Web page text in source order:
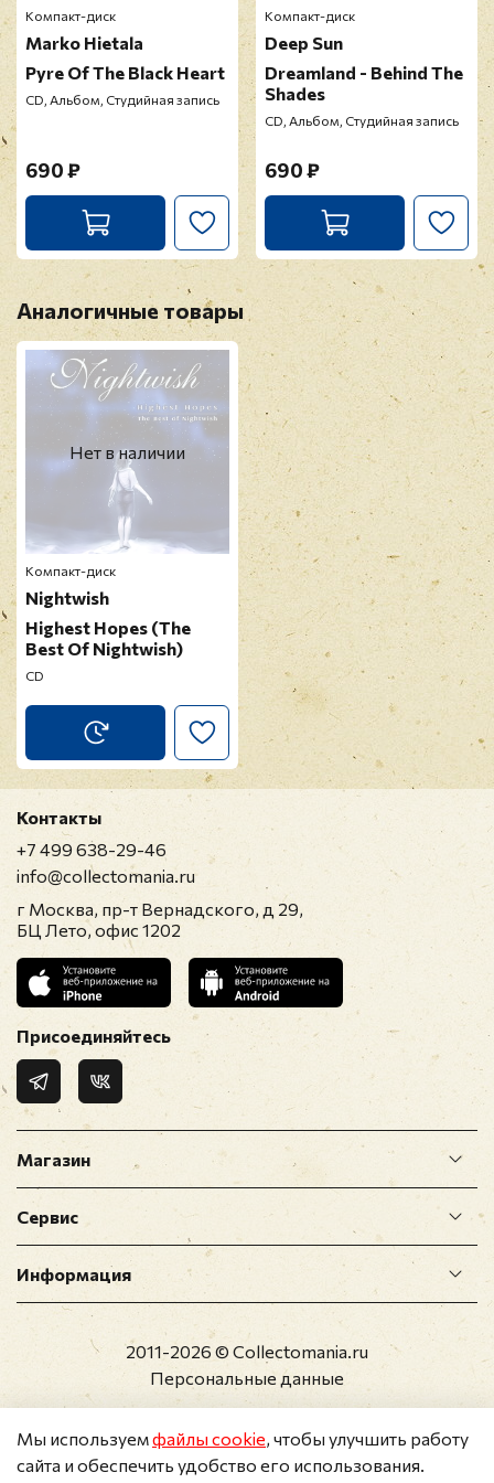
Оставить отзыв
Перед публикацией отзывы проходят
модерацию
Компакт-диск
Marko Hietala
Pyre Of The Black Heart
CD, Альбом, Студийная запись
690 ₽
Компакт-диск
Deep Sun
Dreamland - Behind The
Shades
CD, Альбом, Студийная запись
690 ₽
Аналогичные товары
Нет в наличии
Компакт-диск
Nightwish
Highest Hopes (The
Best Of Nightwish)
CD
Магазин
Сервис
Информация
Контакты
+7 499 638-29-46
info@collectomania.ru
г Москва, пр-т Вернадского, д 29,
БЦ Лето, офис 1202
Присоединяйтесь
2011-2026 © Collectomania.ru
Персональные данные
Мы используемфайлы cookie, чтобы улучшить работу
сайта и обеспечить удобство его использования.